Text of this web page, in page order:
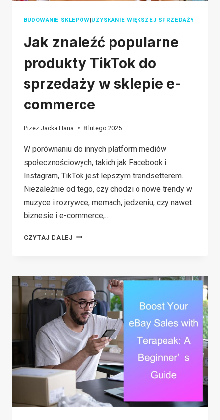
BUDOWANIE SKLEPÓW|UZYSKANIE WIĘKSZEJ SPRZEDAŻY
Jak znaleźć popularne
produkty TikTok do
sprzedaży w sklepie e-
commerce
Przez Jacka Hana 8 lutego 2025
W porównaniu do innych platform mediów
społecznościowych, takich jak Facebook i
Instagram, TikTok jest lepszym trendsetterem.
Niezależnie od tego, czy chodzi o nowe trendy w
muzyce i rozrywce, memach, jedzeniu, czy nawet
biznesie i e-commerce,…
CZYTAJ DALEJ JAK
PRODUKTY
TIKTOK
DO
SPRZEDAŻY
W
SKLEPIE
E-
COMMERCE